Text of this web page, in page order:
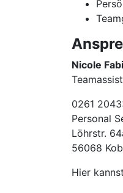
Nicole
0261
Personal
Löhrstr.
56068
Hier